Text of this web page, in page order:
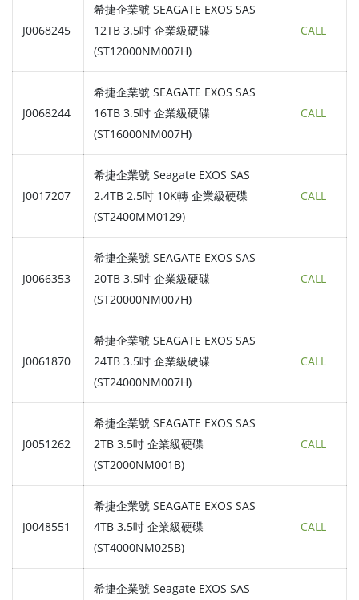
J0068245
希捷企業號 SEAGATE EXOS SAS
12TB 3.5吋 企業級硬碟
(ST12000NM007H)
CALL
J0068244
希捷企業號 SEAGATE EXOS SAS
16TB 3.5吋 企業級硬碟
(ST16000NM007H)
CALL
J0017207
希捷企業號 Seagate EXOS SAS
2.4TB 2.5吋 10K轉 企業級硬碟
(ST2400MM0129)
CALL
J0066353
希捷企業號 SEAGATE EXOS SAS
20TB 3.5吋 企業級硬碟
(ST20000NM007H)
CALL
J0061870
希捷企業號 SEAGATE EXOS SAS
24TB 3.5吋 企業級硬碟
(ST24000NM007H)
CALL
J0051262
希捷企業號 SEAGATE EXOS SAS
2TB 3.5吋 企業級硬碟
(ST2000NM001B)
CALL
J0048551
希捷企業號 SEAGATE EXOS SAS
4TB 3.5吋 企業級硬碟
(ST4000NM025B)
CALL
希捷企業號 Seagate EXOS SAS